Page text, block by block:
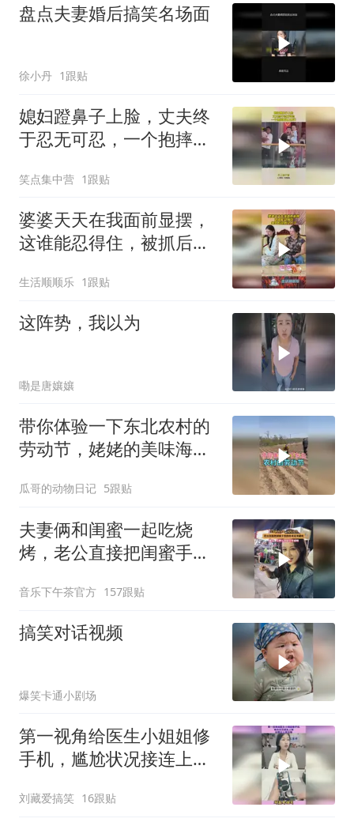
盘点夫妻婚后搞笑名场面
徐小丹 1跟贴
媳妇蹬鼻子上脸，丈夫终
于忍无可忍，一个抱摔瞬
笑点集中营 1跟贴
婆婆天天在我面前显摆，
这谁能忍得住，被抓后没
生活顺顺乐 1跟贴
这阵势，我以为
嘞是唐孃孃
带你体验一下东北农村的
劳动节，姥姥的美味海鲜
瓜哥的动物日记 5跟贴
夫妻俩和闺蜜一起吃烧
烤，老公直接把闺蜜手里
音乐下午茶官方 157跟贴
搞笑对话视频
爆笑卡通小剧场
第一视角给医生小姐姐修
手机，尴尬状况接连上
刘藏爱搞笑 16跟贴